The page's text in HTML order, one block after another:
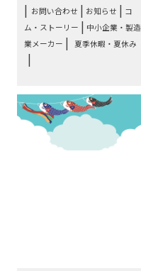
お問い合わせ | お知らせ | コ
ム・ストーリー | 中小企業・製造
業メーカー | 夏季休暇・夏休み